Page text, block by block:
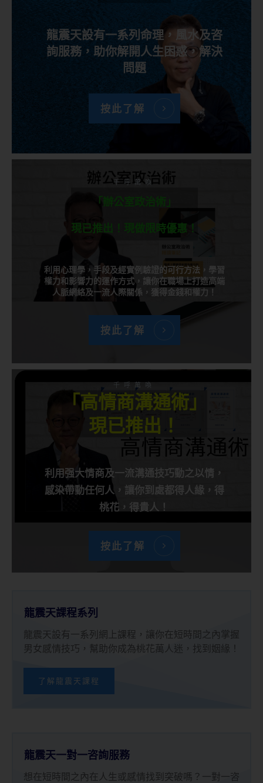
龍震天設有一系列命理，風水及咨
詢服務，助你解開人生困惑，解決
問題
按此了解
千呼萬喚
「辦公室政治術」
現已推出！現做限時優惠！
利用心理學，手段及經實例驗證的可行方法，學習
權力和影響力的運作方式，讓你在職場上打造高端
人脈網絡及一流人際關係，獲得金錢和權力！
按此了解
千呼萬喚
「高情商溝通術」
現已推出！
利用强大情商及一流溝通技巧動之以情，
感染帶動任何人，讓你到處都得人緣，得
桃花，得貴人！
按此了解
龍震天課程系列
龍震天設有一系列網上課程，讓你在短時間之內掌握
男女感情技巧，幫助你成為桃花萬人迷，找到姻緣！
了解龍震天課程
龍震天一對一咨詢服務
想在短時間之內在人生或感情找到突破嗎？一對一咨